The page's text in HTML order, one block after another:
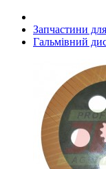
Запчастини
Гальмівний